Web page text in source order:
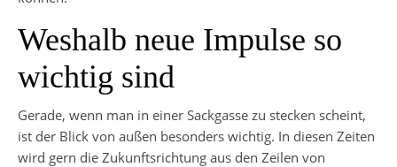
Weshalb neue Impulse so
wichtig sind
Gerade, wenn man in einer Sackgasse zu stecken scheint,
ist der Blick von außen besonders wichtig. In diesen Zeiten
wird gern die Zukunftsrichtung aus den Zeilen von